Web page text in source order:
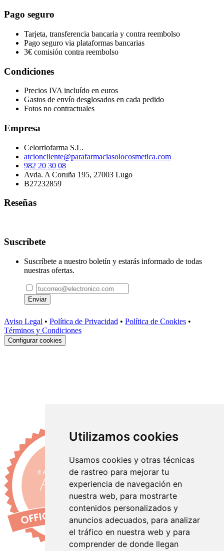
Utilizamos cookies
Usamos cookies y otras técnicas
de rastreo para mejorar tu
experiencia de navegación en
nuestra web, para mostrarte
contenidos personalizados y
anuncios adecuados, para analizar
el tráfico en nuestra web y para
comprender de donde llegan
Pago seguro
Tarjeta, transferencia bancaria y contra reembolso
Pago seguro via plataformas bancarias
3€ comisión contra reembolso
Condiciones
Precios IVA incluído en euros
Gastos de envío desglosados en cada pedido
Fotos no contractuales
Empresa
Celorriofarma S.L.
atcioncliente@parafarmaciasolocosmetica.com
982 20 30 08
Avda. A Coruña 195, 27003 Lugo
B27232859
Reseñas
Suscríbete
Suscríbete a nuestro boletín y estarás informado de todas
nuestras ofertas.
Enviar
Aviso Legal • Política de Privacidad • Política de Cookies •
Términos y Condiciones
Configurar cookies